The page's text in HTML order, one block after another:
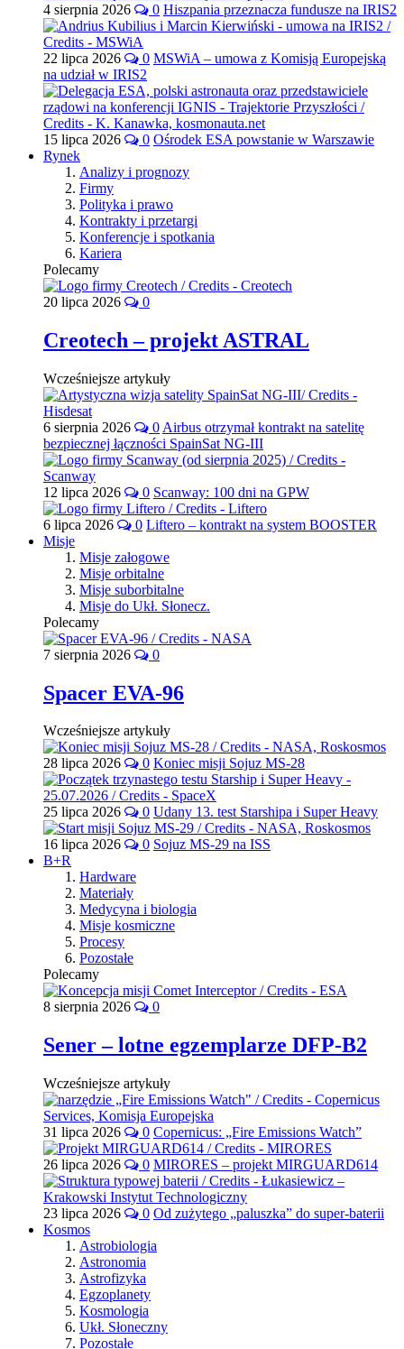
4 sierpnia 2026 0 Hiszpania przeznacza fundusze na IRIS2
22 lipca 2026 0 MSWiA – umowa z Komisją Europejską
na udział w IRIS2
15 lipca 2026 0 Ośrodek ESA powstanie w Warszawie
Rynek
Analizy i prognozy
Firmy
Polityka i prawo
Kontrakty i przetargi
Konferencje i spotkania
Kariera
Polecamy
20 lipca 2026 0
Creotech – projekt ASTRAL
Wcześniejsze artykuły
6 sierpnia 2026 0 Airbus otrzymał kontrakt na satelitę
bezpiecznej łączności SpainSat NG-III
12 lipca 2026 0 Scanway: 100 dni na GPW
6 lipca 2026 0 Liftero – kontrakt na system BOOSTER
Misje
Misje załogowe
Misje orbitalne
Misje suborbitalne
Misje do Ukł. Słonecz.
Polecamy
7 sierpnia 2026 0
Spacer EVA-96
Wcześniejsze artykuły
28 lipca 2026 0 Koniec misji Sojuz MS-28
25 lipca 2026 0 Udany 13. test Starshipa i Super Heavy
16 lipca 2026 0 Sojuz MS-29 na ISS
B+R
Hardware
Materiały
Medycyna i biologia
Misje kosmiczne
Procesy
Pozostałe
Polecamy
8 sierpnia 2026 0
Sener – lotne egzemplarze DFP-B2
Wcześniejsze artykuły
31 lipca 2026 0 Copernicus: „Fire Emissions Watch”
26 lipca 2026 0 MIRORES – projekt MIRGUARD614
23 lipca 2026 0 Od zużytego „paluszka” do super-baterii
Kosmos
Astrobiologia
Astronomia
Astrofizyka
Egzoplanety
Kosmologia
Ukł. Słoneczny
Pozostałe